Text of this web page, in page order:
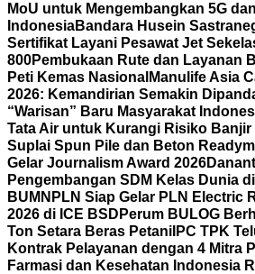
MoU untuk Mengembangkan 5G
IndonesiaBandara Husein
Sertifikat Layani Pesawat Jet
800Pembukaan Rute dan Layanan
Peti Kemas Nasional Manulife Asia
2026: Kemandirian Semakin
“Warisan” Baru Masyarakat
Tata Air untuk Kurangi Risiko Banjir
Suplai Spun Pile dan Beton
Gelar Journalism Award 2026
Pengembangan SDM Kelas Dunia
BUMN PLN Siap Gelar PLN Electric
2026 di ICE BSD Perum BULOG
Ton Setara Beras Petani IPC TPK
Kontrak Pelayanan dengan 4 Mitra
Farmasi dan Kesehatan Indonesia